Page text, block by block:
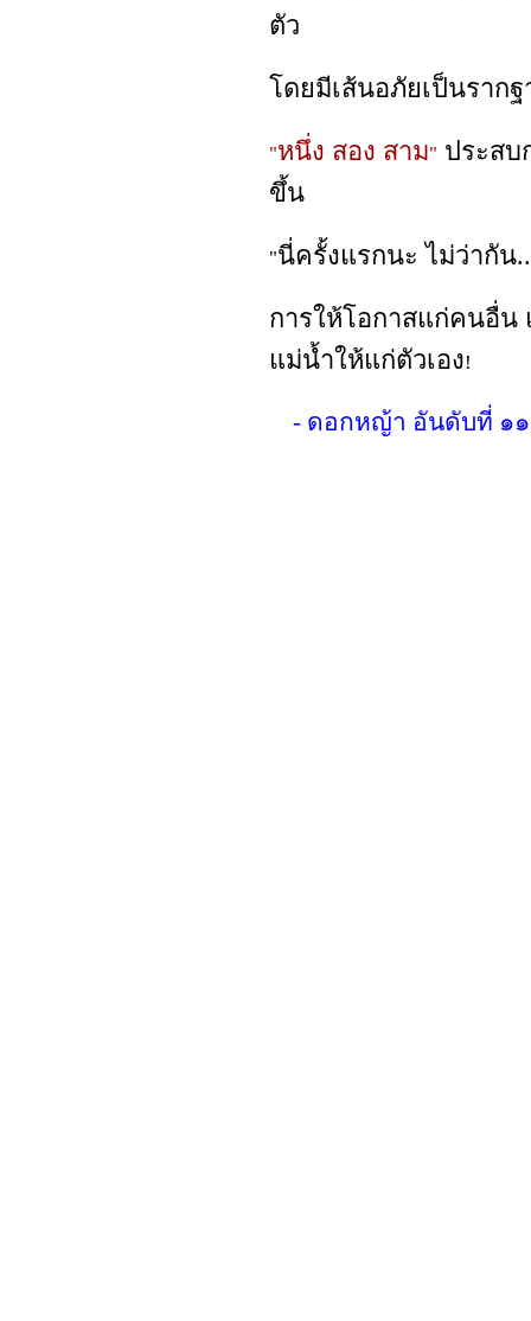
ตัว
โดยมีเส้นอภัยเป็นราก
"หนึ่ง สอง สาม" ประสบ
ขึ้น
"นี่ครั้งแรกนะ ไม่ว่ากัน
การให้โอกาสแก่คนอื่น
แม่น้ำให้แก่ตัวเอง!
- ดอกหญ้า อันดับที่ ๑